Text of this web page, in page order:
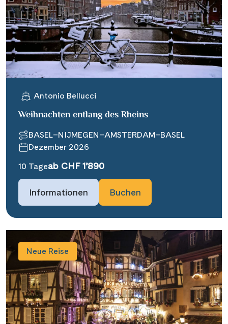
Antonio Bellucci
Weihnachten entlang des Rheins
BASEL–NIJMEGEN–AMSTERDAM–BASEL
Dezember 2026
10 Tageab CHF 1’890
Informationen Buchen
Neue Reise